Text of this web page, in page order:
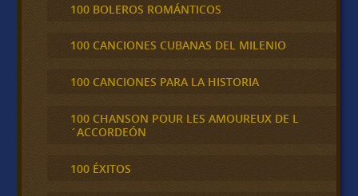
100 BOLEROS ROMÁNTICOS
100 CANCIONES CUBANAS DEL MILENIO
100 CANCIONES PARA LA HISTORIA
100 CHANSON POUR LES AMOUREUX DE L
´ACCORDEÓN
100 ÉXITOS